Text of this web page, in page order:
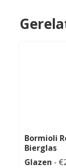
Bormioli
Bierglas
Glazen -